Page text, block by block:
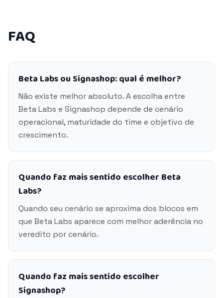
FAQ
Beta Labs ou Signashop: qual é melhor?
Não existe melhor absoluto. A escolha entre
Beta Labs e Signashop depende de cenário
operacional, maturidade do time e objetivo de
crescimento.
Quando faz mais sentido escolher Beta
Labs?
Quando seu cenário se aproxima dos blocos em
que Beta Labs aparece com melhor aderência no
veredito por cenário.
Quando faz mais sentido escolher
Signashop?